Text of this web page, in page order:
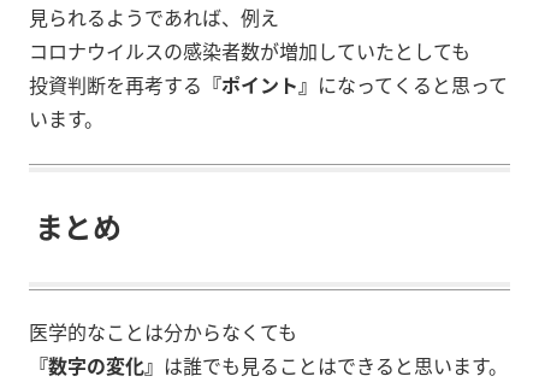
見られるようであれば、例え
コロナウイルスの感染者数が増加していたとしても
投資判断を再考する 『ポイント』 になってくると思って
います。
まとめ
医学的なことは分からなくても
『数字の変化』 は誰でも見ることはできると思います。